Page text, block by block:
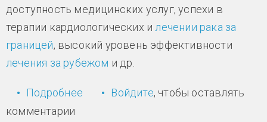
доступность медицинских услуг, успехи в
терапии кардиологических и лечении рака за
границей, высокий уровень эффективности
лечения за рубежом и др.
Подробнее о Израиль лидирует на мировом
Войдите, чтобы оставлять
комментарии